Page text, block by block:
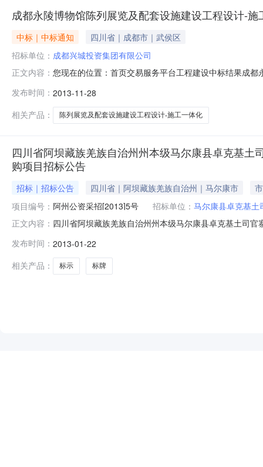
成都永陵博物馆陈列展览及配套设施建设工程设计-
中标｜中标通知
四川省｜成都市｜武侯区
招标单位： 成都兴城投资集团有限公司
正文内容： 您现在的位置：首页交易服务平台工程建设中标结果成
施建设工程设计-施工一体化招标（第三次）项目业主（
构/招标代理机构联系电话
发布时间： 2013-11-28
相关产品：
陈列展览及配套设施建设工程设计-施工一体化
四川省阿坝藏族羌族自治州州本级马尔康县卓克基
购项目招标公告
招标｜招标公告 四川省｜阿坝藏族羌族自治州｜马尔康市
项目编号： 阿州公资采招[2013]5号 招标单位： 马尔康县卓克基土
正文内容： 四川省阿坝藏族羌族自治州州本级马尔康县卓克基土司
省招标产品：标示标牌所属行业：;标签、标牌;采购项目
目（二期
发布时间： 2013-01-22
相关产品：
标示 标牌